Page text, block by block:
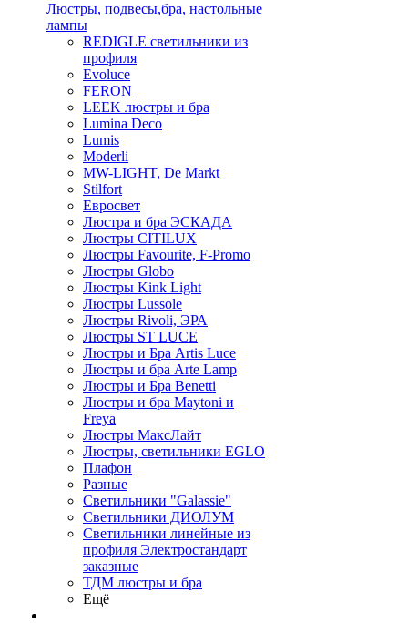
Люстры, подвесы,бра, настольные
лампы
REDIGLE светильники из
профиля
Evoluce
FERON
LEEK люстры и бра
Lumina Deco
Lumis
Moderli
MW-LIGHT, De Markt
Stilfort
Евросвет
Люстра и бра ЭСКАДА
Люстры CITILUX
Люстры Favourite, F-Promo
Люстры Globo
Люстры Kink Light
Люстры Lussole
Люстры Rivoli, ЭРА
Люстры ST LUCE
Люстры и Бра Artis Luce
Люстры и бра Arte Lamp
Люстры и Бра Benetti
Люстры и бра Maytoni и
Freya
Люстры МаксЛайт
Люстры, светильники EGLO
Плафон
Разные
Светильники "Galassie"
Светильники ДИОЛУМ
Светильники линейные из
профиля Электростандарт
заказные
ТДМ люстры и бра
Ещё